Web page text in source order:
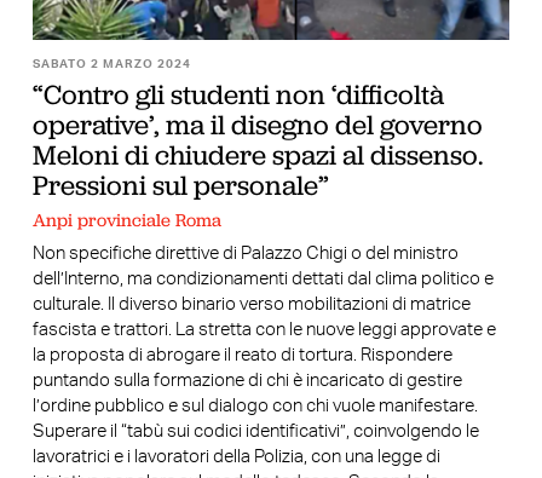
SABATO 2 MARZO 2024
“Contro gli studenti non ‘difficoltà
operative’, ma il disegno del governo
Meloni di chiudere spazi al dissenso.
Pressioni sul personale”
Anpi provinciale Roma
Non specifiche direttive di Palazzo Chigi o del ministro
dell’Interno, ma condizionamenti dettati dal clima politico e
culturale. Il diverso binario verso mobilitazioni di matrice
fascista e trattori. La stretta con le nuove leggi approvate e
la proposta di abrogare il reato di tortura. Rispondere
puntando sulla formazione di chi è incaricato di gestire
l’ordine pubblico e sul dialogo con chi vuole manifestare.
Superare il “tabù sui codici identificativi”, coinvolgendo le
lavoratrici e i lavoratori della Polizia, con una legge di